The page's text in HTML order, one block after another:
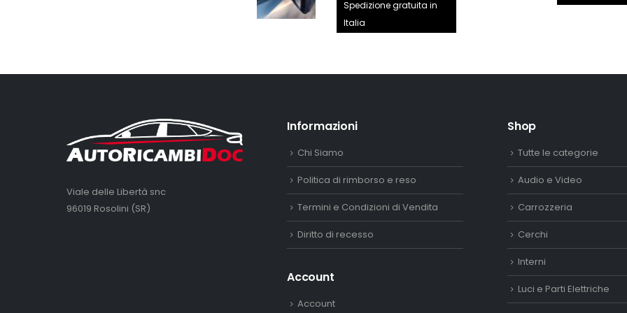
prezzo
prezzo
Spedizione gratuita in
Italia
Viale delle Libertà snc
96019 Rosolini (SR)
Informazioni
Chi Siamo
Politica di rimborso e reso
Termini e Condizioni di Vendita
Diritto di recesso
Account
Account
Shop
Tutte le categorie
Audio e Video
Carrozzeria
Cerchi
Interni
Luci e Parti Elettriche